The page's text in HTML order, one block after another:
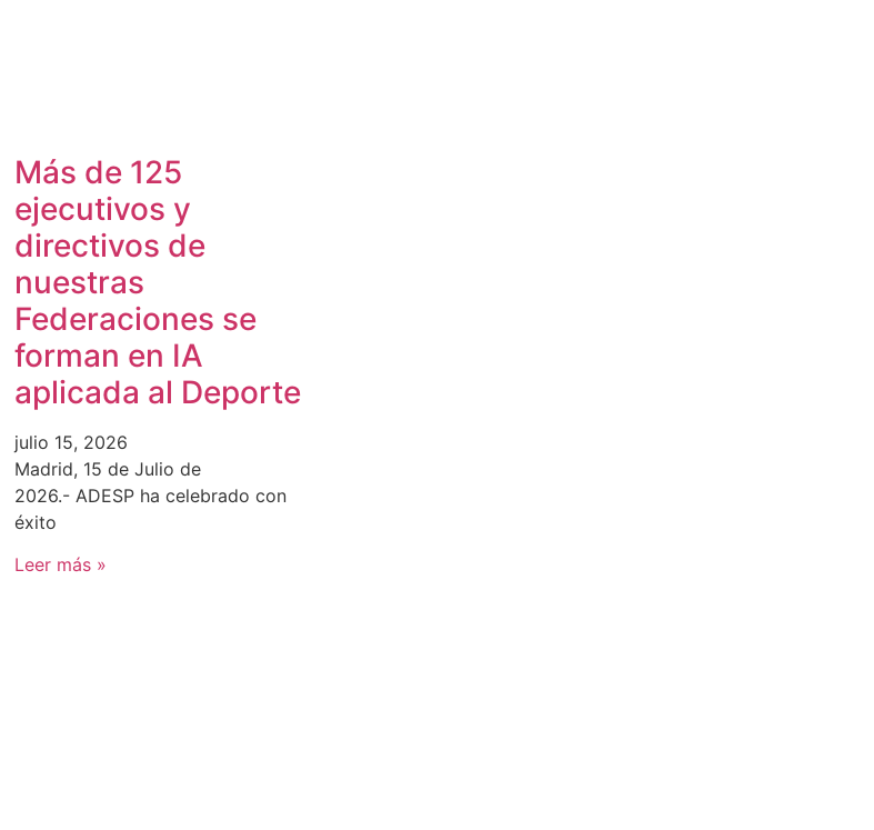
Más de 125
ejecutivos y
directivos de
nuestras
Federaciones se
forman en IA
aplicada al Deporte
julio 15, 2026
Madrid, 15 de Julio de
2026.- ADESP ha celebrado con
éxito
Leer más »